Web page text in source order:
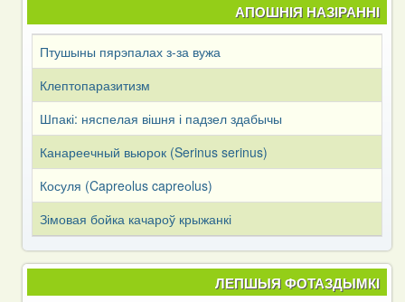
АПОШНІЯ НАЗІРАННІ
Птушыны пярэпалах з-за вужа
Клептопаразитизм
Шпакі: няспелая вішня і падзел здабычы
Канареечный вьюрок (Serinus serinus)
Косуля (Capreоlus capreоlus)
Зімовая бойка качароў крыжанкі
ЛЕПШЫЯ ФОТАЗДЫМКІ